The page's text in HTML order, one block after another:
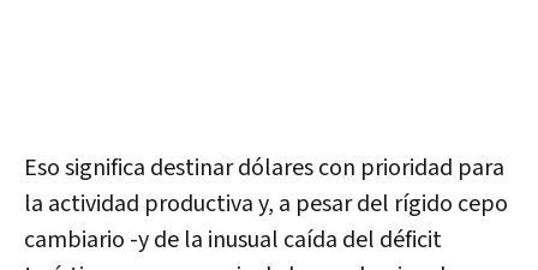
Eso significa destinar dólares con prioridad para
la actividad productiva y, a pesar del rígido cepo
cambiario -y de la inusual caída del déficit